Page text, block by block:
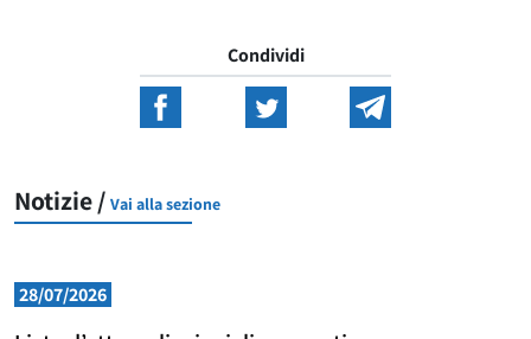
Condividi
Notizie / Vai alla sezione
28/07/2026